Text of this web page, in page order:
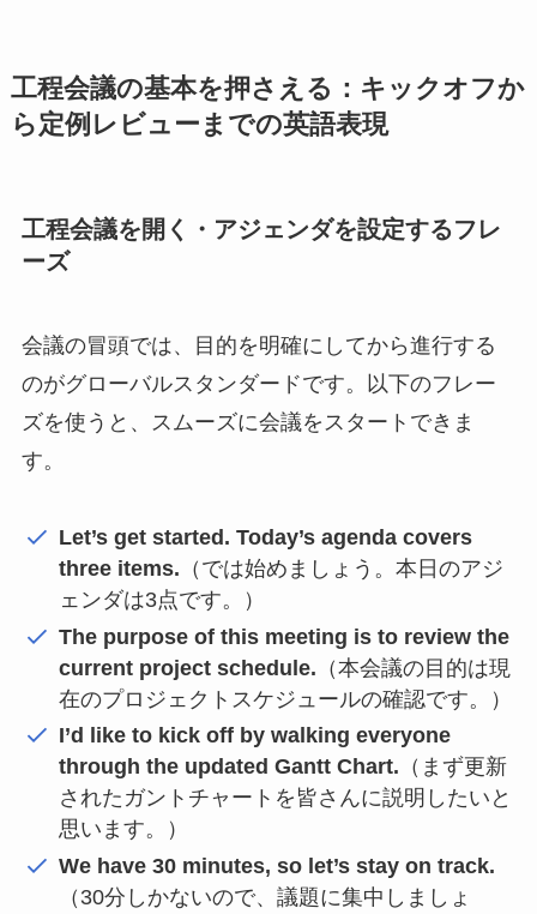
工程会議の基本を押さえる：キックオフか
ら定例レビューまでの英語表現
工程会議を開く・アジェンダを設定するフレ
ーズ
会議の冒頭では、目的を明確にしてから進行する
のがグローバルスタンダードです。以下のフレー
ズを使うと、スムーズに会議をスタートできま
す。
Let’s get started. Today’s agenda covers
three items. （では始めましょう。本日のアジ
ェンダは3点です。）
The purpose of this meeting is to review the
current project schedule. （本会議の目的は現
在のプロジェクトスケジュールの確認です。）
I’d like to kick off by walking everyone
through the updated Gantt Chart. （まず更新
されたガントチャートを皆さんに説明したいと
思います。）
We have 30 minutes, so let’s stay on track.
（30分しかないので、議題に集中しましょ